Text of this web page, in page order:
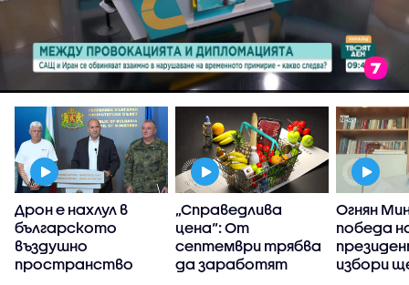
Дрон е нахлул в
българското
въздушно
пространство
„Справедлива
цена“: От
септември трябва
да заработят
Огнян
победа
избори